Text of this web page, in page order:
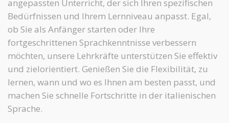
angepassten Unterricht, der sich Ihren spezifischen
Bedürfnissen und Ihrem Lernniveau anpasst. Egal,
ob Sie als Anfänger starten oder Ihre
fortgeschrittenen Sprachkenntnisse verbessern
möchten, unsere Lehrkräfte unterstützen Sie effektiv
und zielorientiert. Genießen Sie die Flexibilität, zu
lernen, wann und wo es Ihnen am besten passt, und
machen Sie schnelle Fortschritte in der italienischen
Sprache.